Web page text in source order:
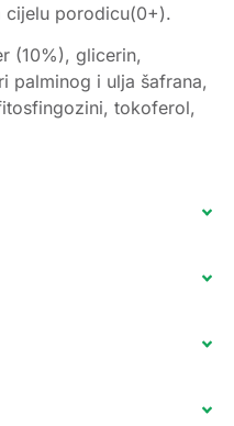
cijelu porodicu(0+).
(10%), glicerin,
palminog i ulja šafrana,
tokoferol,